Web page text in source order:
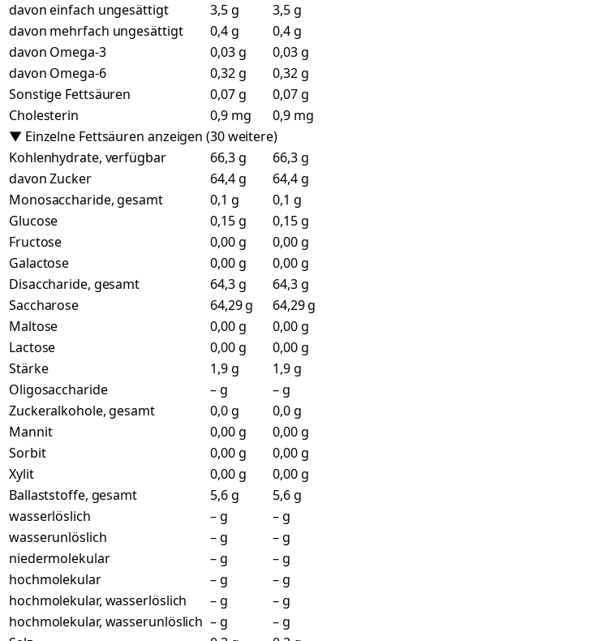
davon einfach ungesättigt
3,5 g
3,5 g
davon mehrfach ungesättigt
0,4 g
0,4 g
davon Omega-3
0,03 g
0,03 g
davon Omega-6
0,32 g
0,32 g
Sonstige Fettsäuren
0,07 g
0,07 g
Cholesterin
0,9 mg
0,9 mg
▼ Einzelne Fettsäuren anzeigen (30 weitere)
Kohlenhydrate, verfügbar
66,3 g
66,3 g
davon Zucker
64,4 g
64,4 g
Monosaccharide, gesamt
0,1 g
0,1 g
Glucose
0,15 g
0,15 g
Fructose
0,00 g
0,00 g
Galactose
0,00 g
0,00 g
Disaccharide, gesamt
64,3 g
64,3 g
Saccharose
64,29 g
64,29 g
Maltose
0,00 g
0,00 g
Lactose
0,00 g
0,00 g
Stärke
1,9 g
1,9 g
Oligosaccharide
– g
– g
Zuckeralkohole, gesamt
0,0 g
0,0 g
Mannit
0,00 g
0,00 g
Sorbit
0,00 g
0,00 g
Xylit
0,00 g
0,00 g
Ballaststoffe, gesamt
5,6 g
5,6 g
wasserlöslich
– g
– g
wasserunlöslich
– g
– g
niedermolekular
– g
– g
hochmolekular
– g
– g
hochmolekular, wasserlöslich
– g
– g
hochmolekular, wasserunlöslich – g
– g